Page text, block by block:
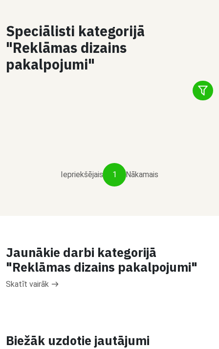
Speciālisti kategorijā
"Reklāmas dizains
pakalpojumi"
Iepriekšējais 1 Nākamais
Jaunākie darbi kategorijā
"Reklāmas dizains pakalpojumi"
Skatīt vairāk
Biežāk uzdotie jautājumi